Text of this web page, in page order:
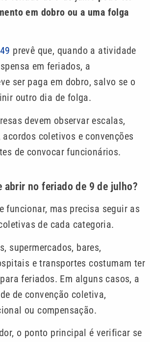
em dobro ou a uma folga
prevê que, quando a atividade
em feriados, a
ser paga em dobro, salvo se o
outro dia de folga.
devem observar escalas,
acordos coletivos e convenções
de convocar funcionários.
abrir no feriado de 9 de julho?
funcionar, mas precisa seguir as
de cada categoria.
supermercados, bares,
e transportes costumam ter
feriados. Em alguns casos, a
de convenção coletiva,
ou compensação.
o ponto principal é verificar se